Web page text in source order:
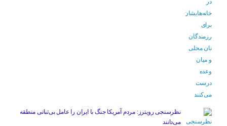
نظرسنجی رویترز: مردم آمریکا جنگ با ایران را عامل بی‌ثباتی منطقه
می‌دانند